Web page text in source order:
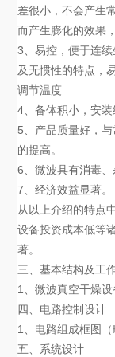
差很小，不会产生
而产生膨化的效果
3、易控，便于连
及无惯性的特点，
调节温度
4、备体积小，安装
5、产品质量好，
的提高。
6、微波具有消毒、
7、经济效益显著。
从以上介绍的特点
设备投资成本低等
著。
三、基本结构及工
1、微波真空干燥
四、电路控制设计
1、电路组成框图（
五、系统设计